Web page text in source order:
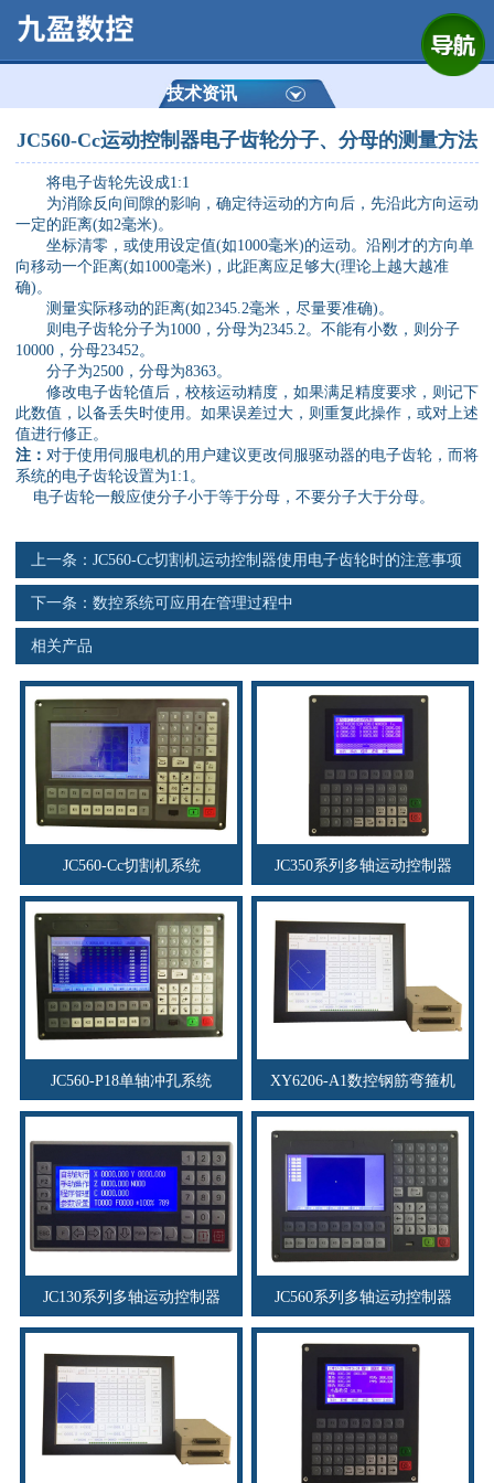
公司简介
产品展示
运动控制器
通用数控系统
定制数控系统
技术资讯
资料下载
行业新闻
资质荣誉
产品应用
联系电话
s
技术资讯
JC560-Cc运动控制器电子齿轮分子、分母的测量方法
将电子齿轮先设成1:1
为消除反向间隙的影响，确定待运动的方向后，先沿此方向运动
一定的距离(如2毫米)。
坐标清零，或使用设定值(如1000毫米)的运动。沿刚才的方向单
向移动一个距离(如1000毫米)，此距离应足够大(理论上越大越准
确)。
测量实际移动的距离(如2345.2毫米，尽量要准确)。
则电子齿轮分子为1000，分母为2345.2。不能有小数，则分子
10000，分母23452。
分子为2500，分母为8363。
修改电子齿轮值后，校核运动精度，如果满足精度要求，则记下
此数值，以备丢失时使用。如果误差过大，则重复此操作，或对上述
值进行修正。
注： 对于使用伺服电机的用户建议更改伺服驱动器的电子齿轮，而将
系统的电子齿轮设置为1:1。
电子齿轮一般应使分子小于等于分母，不要分子大于分母。
上一条： JC560-Cc切割机运动控制器使用电子齿轮时的注意事项
下一条： 数控系统可应用在管理过程中
相关产品
JC560-Cc切割机系统 JC350系列多轴运动控制器
JC560-P18单轴冲孔系统 XY6206-A1数控钢筋弯箍机
JC130系列多轴运动控制器 JC560系列多轴运动控制器